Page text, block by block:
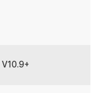
Fitur ini
tidak rusak. Kini